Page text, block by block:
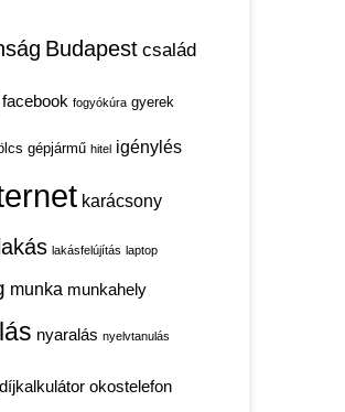
Budapest család
facebook fogyókúra gyerek
gépjármű hitel igénylés
karácsony
lakás lakásfelújítás laptop
munka munkahely
nyaralás nyelvtanulás
okostelefon